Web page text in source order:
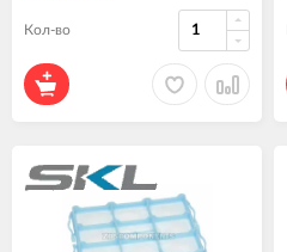
Кол-во